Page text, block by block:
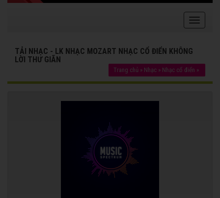
TẢI NHẠC - LK NHẠC MOZART NHẠC CỔ ĐIỂN KHÔNG
LỜI THƯ GIÃN
Trang chủ » Nhạc » Nhạc cổ điển »